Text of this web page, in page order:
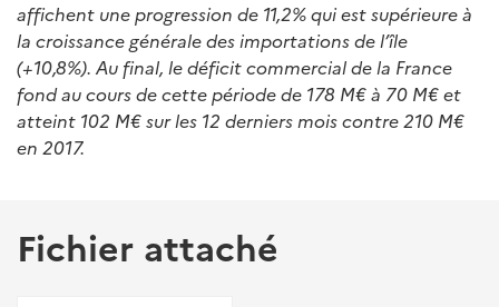
affichent une progression de 11,2% qui est supérieure à
la croissance générale des importations de l’île
(+10,8%). Au final, le déficit commercial de la France
fond au cours de cette période de 178 M€ à 70 M€ et
atteint 102 M€ sur les 12 derniers mois contre 210 M€
en 2017.
Fichier attaché